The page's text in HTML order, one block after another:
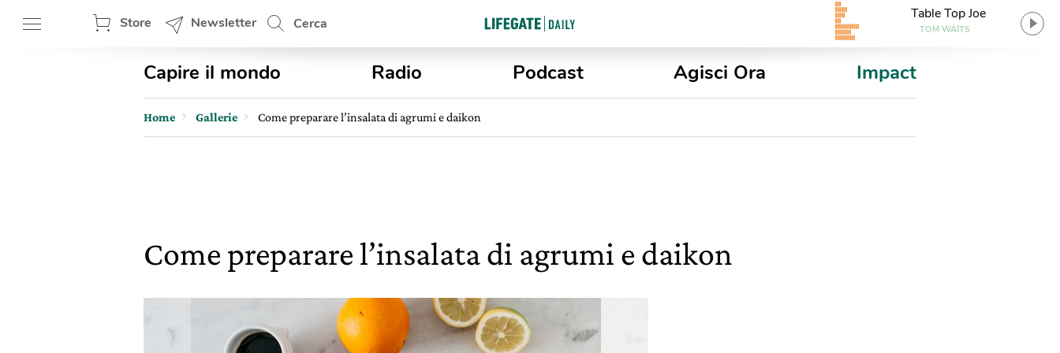
Store Newsletter Cerca
Table Top Joe
TOM WAITS
Capire il mondo Radio Podcast Agisci Ora Impact
Home Gallerie Come preparare l’insalata di agrumi e daikon
Come preparare l’insalata di agrumi e daikon